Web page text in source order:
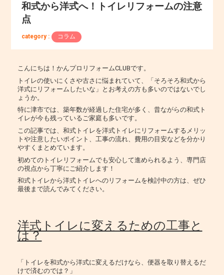
和式から洋式へ！トイレリフォームの注意
点
category : コラム
こんにちは！かんプロリフォームCLUBです。
トイレの使いにくさや古さに悩まれていて、「そろそろ和式から
洋式にリフォームしたいな」とお考えの方も多いのではないでし
ょうか。
特に津市では、築年数が経過した住宅が多く、昔ながらの和式ト
イレが今も残っているご家庭も多いです。
この記事では、和式トイレを洋式トイレにリフォームするメリッ
トや注意したいポイント、工事の流れ、費用の目安などを分かり
やすくまとめています。
初めてのトイレリフォームでも安心して進められるよう、専門店
の視点から丁寧にご紹介します！
和式トイレから洋式トイレへのリフォームを検討中の方は、ぜひ
最後まで読んでみてください。
洋式トイレに変えるための工事と
は？
「トイレを和式から洋式に変えるだけなら、便器を取り替えるだ
けで済むのでは？」